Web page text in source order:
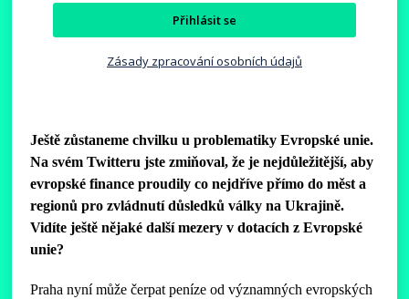
Přihlásit se
Zásady zpracování osobních údajů
Ještě zůstaneme chvilku u problematiky Evropské unie.
Na svém Twitteru jste zmiňoval, že je nejdůležitější, aby
evropské finance proudily co nejdříve přímo do měst a
regionů pro zvládnutí důsledků války na Ukrajině.
Vidíte ještě nějaké další mezery v dotacích z Evropské
unie?
Praha nyní může čerpat peníze od významných evropských